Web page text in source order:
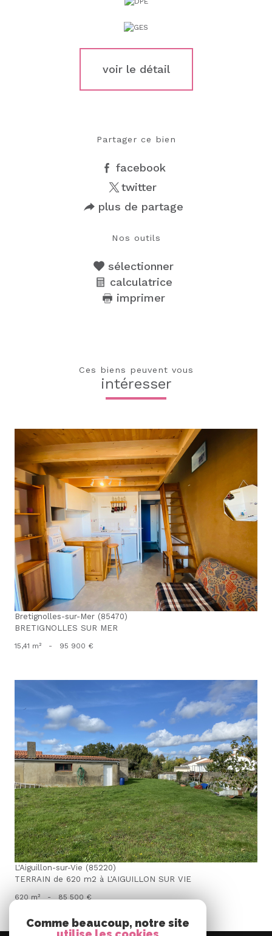
voir le détail
Partager ce bien
facebook
twitter
plus de partage
Nos outils
sélectionner
calculatrice
imprimer
Ces biens peuvent vous
intéresser
voir le bien
Bretignolles-sur-Mer (85470)
BRETIGNOLLES SUR MER
15,41 m² - 95 900 €
voir le bien
L'Aiguillon-sur-Vie (85220)
TERRAIN de 620 m2 à L'AIGUILLON SUR VIE
620 m² - 85 500 €
Comme beaucoup, notre site